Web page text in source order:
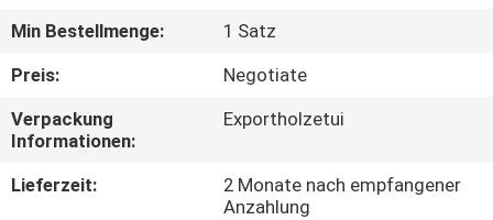
KONTAKT
MIT
UNS
NACHRICHTEN
Min Bestellmenge:
1 Satz
Preis:
Negotiate
Verpackung
Informationen:
Exportholzetui
Lieferzeit:
2 Monate nach empfangener
Anzahlung